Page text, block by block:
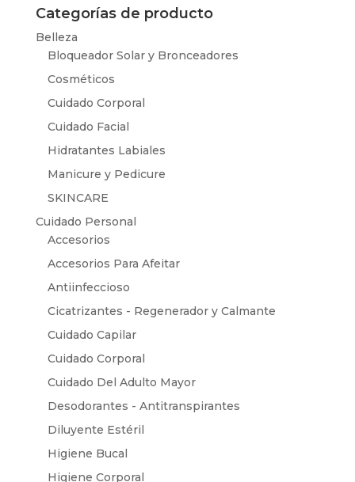
Categorías de producto
Belleza
Bloqueador Solar y Bronceadores
Cosméticos
Cuidado Corporal
Cuidado Facial
Hidratantes Labiales
Manicure y Pedicure
SKINCARE
Cuidado Personal
Accesorios
Accesorios Para Afeitar
Antiinfeccioso
Cicatrizantes - Regenerador y Calmante
Cuidado Capilar
Cuidado Corporal
Cuidado Del Adulto Mayor
Desodorantes - Antitranspirantes
Diluyente Estéril
Higiene Bucal
Higiene Corporal